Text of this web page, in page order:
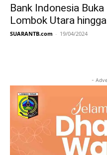
Bank Indonesia
Lombok Utara
SUARANTB.com - 19/04/2024
-